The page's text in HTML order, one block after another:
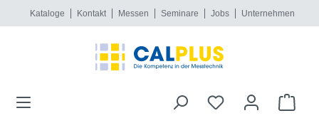
springen
Kataloge Kontakt Messen Seminare Jobs Unternehmen